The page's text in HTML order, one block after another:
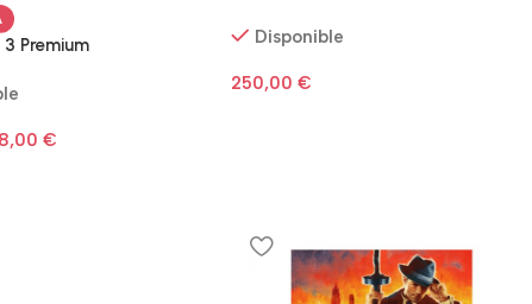
Premium
€
Disponible
250,00€